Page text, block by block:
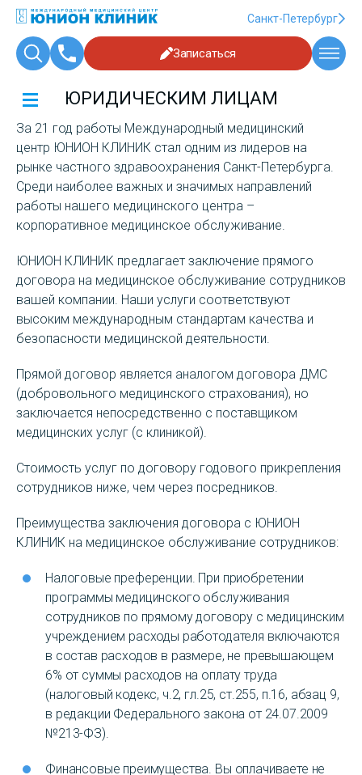
Санкт-Петербург
Записаться
ЮРИДИЧЕСКИМ ЛИЦАМ
За 21 год работы Международный медицинский
центр ЮНИОН КЛИНИК стал одним из лидеров на
рынке частного здравоохранения Санкт-Петербурга.
Среди наиболее важных и значимых направлений
работы нашего медицинского центра –
корпоративное медицинское обслуживание.
ЮНИОН КЛИНИК предлагает заключение прямого
договора на медицинское обслуживание сотрудников
вашей компании. Наши услуги соответствуют
высоким международным стандартам качества и
безопасности медицинской деятельности.
Прямой договор является аналогом договора ДМС
(добровольного медицинского страхования), но
заключается непосредственно с поставщиком
медицинских услуг (с клиникой).
Стоимость услуг по договору годового прикрепления
сотрудников ниже, чем через посредников.
Преимущества заключения договора с ЮНИОН
КЛИНИК на медицинское обслуживание сотрудников:
Налоговые преференции. При приобретении
программы медицинского обслуживания
сотрудников по прямому договору с медицинским
учреждением расходы работодателя включаются
в состав расходов в размере, не превышающем
6% от суммы расходов на оплату труда
(налоговый кодекс, ч.2, гл.25, ст.255, п.16, абзац 9,
в редакции Федерального закона от 24.07.2009
№213-ФЗ).
Финансовые преимущества. Вы оплачиваете не